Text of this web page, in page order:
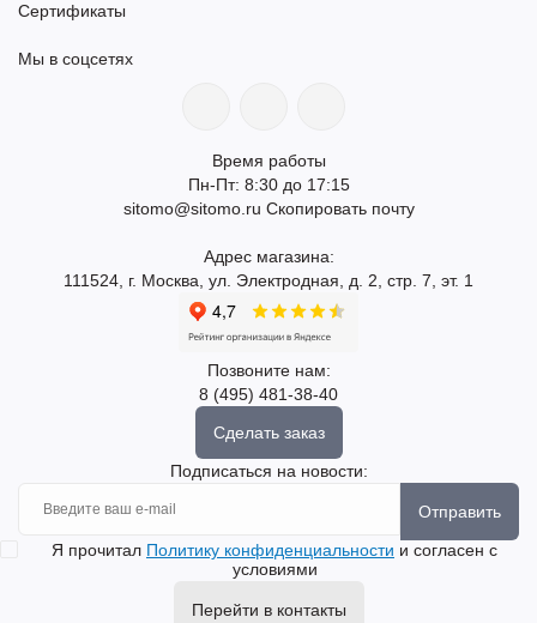
Сертификаты
Мы в соцсетях
Время работы
Пн-Пт: 8:30 до 17:15
sitomo@sitomo.ru Скопировать почту
Адрес магазина:
111524, г. Москва, ул. Электродная, д. 2, стр. 7, эт. 1
Позвоните нам:
8 (495) 481-38-40
Сделать заказ
Подписаться на новости:
Отправить
Я прочитал Политику конфиденциальности и согласен с
условиями
Перейти в контакты